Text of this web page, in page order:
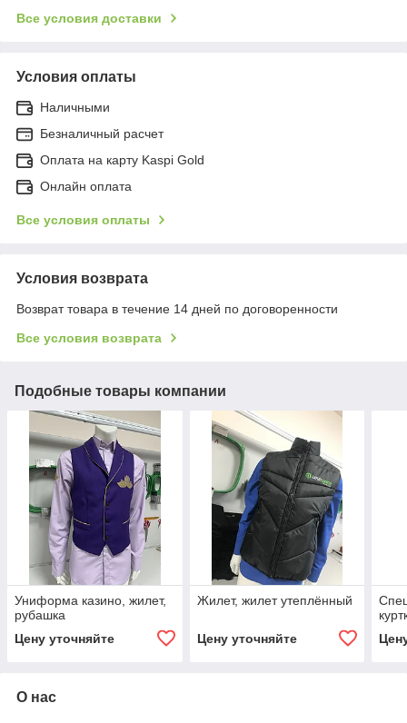
Все условия доставки
Условия оплаты
Наличными
Безналичный расчет
Оплата на карту Kaspi Gold
Онлайн оплата
Все условия оплаты
Условия возврата
Возврат товара в течение 14 дней по договоренности
Все условия возврата
Подобные товары компании
Униформа казино, жилет,
рубашка
Цену уточняйте
Жилет, жилет утеплённый
Цену уточняйте
О нас